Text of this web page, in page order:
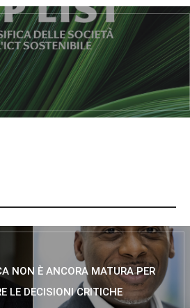
NON È ANCORA MATURA PER
LE DECISIONI CRITICHE